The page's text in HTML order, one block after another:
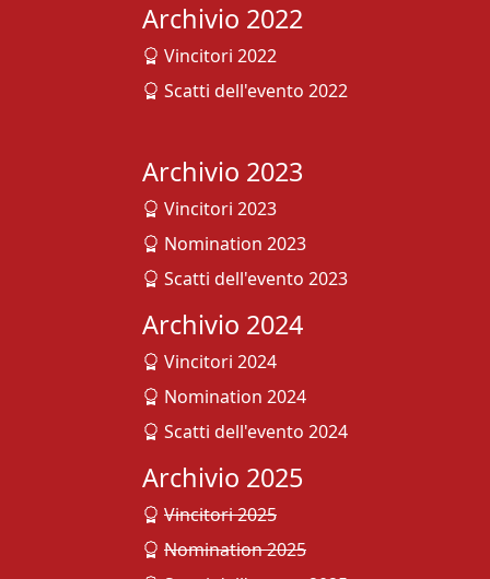
Archivio 2022
Vincitori 2022
Scatti dell'evento 2022
Archivio 2023
Vincitori 2023
Nomination 2023
Scatti dell'evento 2023
Archivio 2024
Vincitori 2024
Nomination 2024
Scatti dell'evento 2024
Archivio 2025
Vincitori 2025
Nomination 2025